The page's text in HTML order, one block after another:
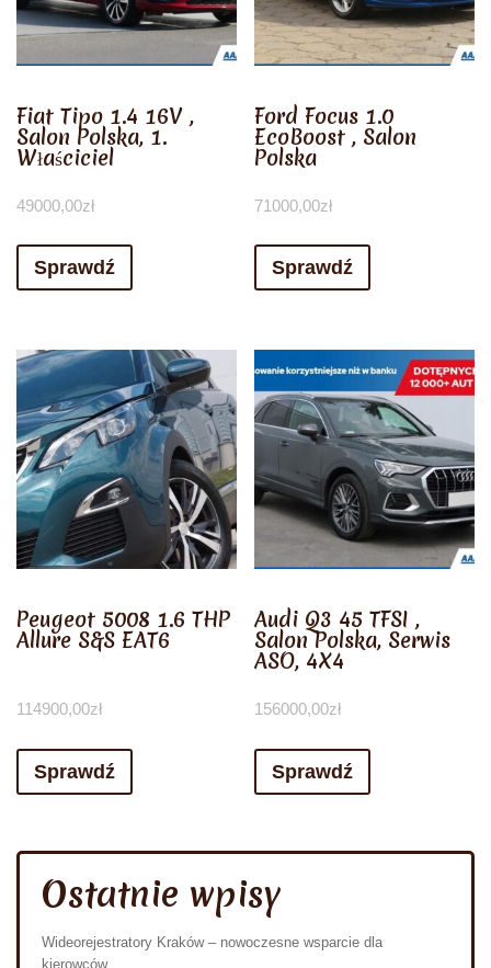
Fiat Tipo 1.4 16V ,
Salon Polska, 1.
Właściciel
49000,00zł
Sprawdź
Ford Focus 1.0
EcoBoost , Salon
Polska
71000,00zł
Sprawdź
Peugeot 5008 1.6 THP
Allure S&S EAT6
114900,00zł
Sprawdź
Audi Q3 45 TFSI ,
Salon Polska, Serwis
ASO, 4X4
156000,00zł
Sprawdź
Ostatnie wpisy
Wideorejestratory Kraków – nowoczesne wsparcie dla
kierowców